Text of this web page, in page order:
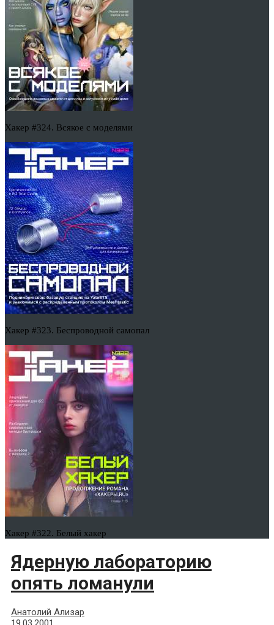
Хакер #324. Всякое с моделями
Хакер #323. Беспроводной самопал
Хакер #322. Белый хакер
Ядерную лабораторию
опять ломанули
Анатолий Ализар